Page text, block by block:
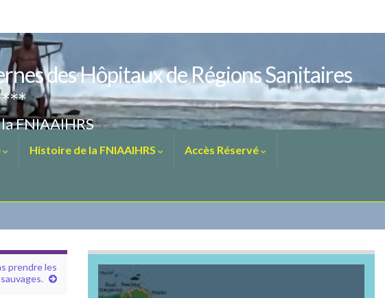
des Hôpitaux de Régions Sanitaires
FNIAAIHRS
Histoire de la FNIAAIHRS Accès Réservé
prendre les